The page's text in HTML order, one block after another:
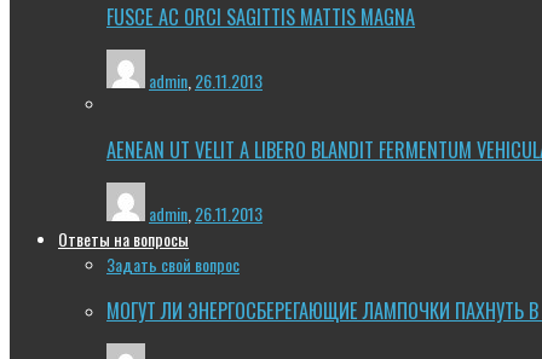
FUSCE AC ORCI SAGITTIS MATTIS MAGNA
admin,26.11.2013
AENEAN UT VELIT A LIBERO BLANDIT FERMENTUM
admin 26.11.2013
Ответы на вопросы
Задать свой вопрос
МОГУТ ЛИ ЭНЕРГОСБЕРЕГАЮЩИЕ ЛАМПОЧКИ ПАХНУТЬ